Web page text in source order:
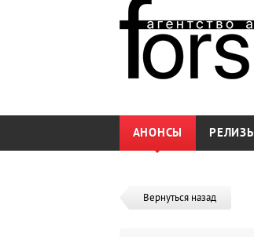
АНОНСЫ РЕЛИЗЫ
Вернуться назад